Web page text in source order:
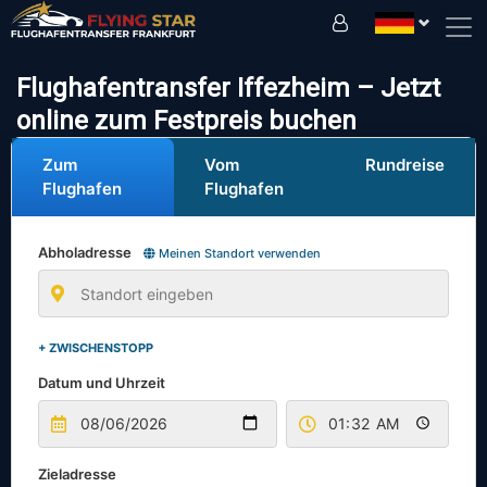
Flughafentransfer Iffezheim – Jetzt
online zum Festpreis buchen
Zum
Flughafen
Vom
Flughafen
Rundreise
Abholadresse Meinen Standort verwenden
+ ZWISCHENSTOPP
Datum und Uhrzeit
Zieladresse